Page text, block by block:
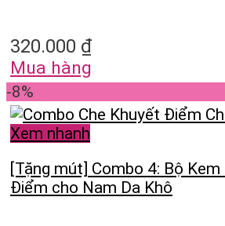
320.000 ₫
Mua hàng
-8%
Xem nhanh
[Tặng mút] Combo 4: Bộ Kem
Điểm cho Nam Da Khô